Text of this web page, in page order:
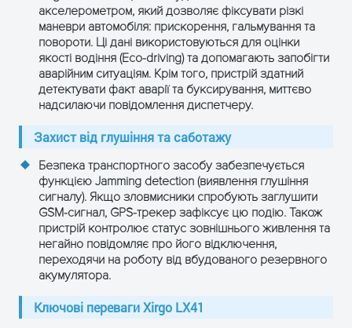
акселерометром, який дозволяє фіксувати різкі
маневри автомобіля: прискорення, гальмування та
повороти. Ці дані використовуються для оцінки
якості водіння (Eco-driving) та допомагають запобігти
аварійним ситуаціям. Крім того, пристрій здатний
детектувати факт аварії та буксирування, миттєво
надсилаючи повідомлення диспетчеру.
Захист від глушіння та саботажу
Безпека транспортного засобу забезпечується
функцією Jamming detection (виявлення глушіння
сигналу). Якщо зловмисники спробують заглушити
GSM-сигнал, GPS-трекер зафіксує цю подію. Також
пристрій контролює статус зовнішнього живлення та
негайно повідомляє про його відключення,
переходячи на роботу від вбудованого резервного
акумулятора.
Ключові переваги Xirgo LX41